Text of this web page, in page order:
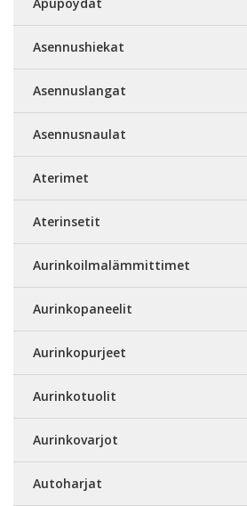
Apupöydät
Asennushiekat
Asennuslangat
Asennusnaulat
Aterimet
Aterinsetit
Aurinkoilmalämmittimet
Aurinkopaneelit
Aurinkopurjeet
Aurinkotuolit
Aurinkovarjot
Autoharjat